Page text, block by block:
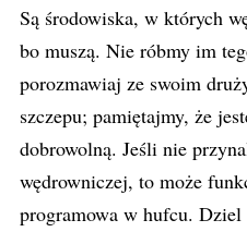
Są środowiska, w których
bo muszą. Nie róbmy im
porozmawiaj ze swoim
szczepu; pamiętajmy, że
dobrowolną. Jeśli nie
wędrowniczej, to może
programowa w hufcu.